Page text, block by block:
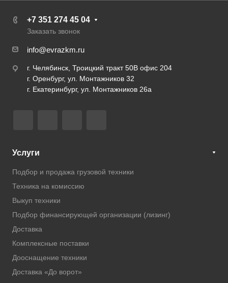
+7 351 274 45 04
Заказать звонок
info@evrazkm.ru
г. Челябинск, Троицкий тракт 50В офис 204
г. Оренбург, ул. Монтажников 32
г. Екатеринбург, ул. Монтажников 26а
Услуги
Подбор и продажа грузовой техники
Техника на комиссию
Выкуп техники
Подбор финансирующей организации (лизинг)
Доставка
Комплексные поставки
Дооснащение техники
Доставка «До ворот»